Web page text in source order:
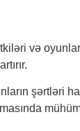
və
şərtləri